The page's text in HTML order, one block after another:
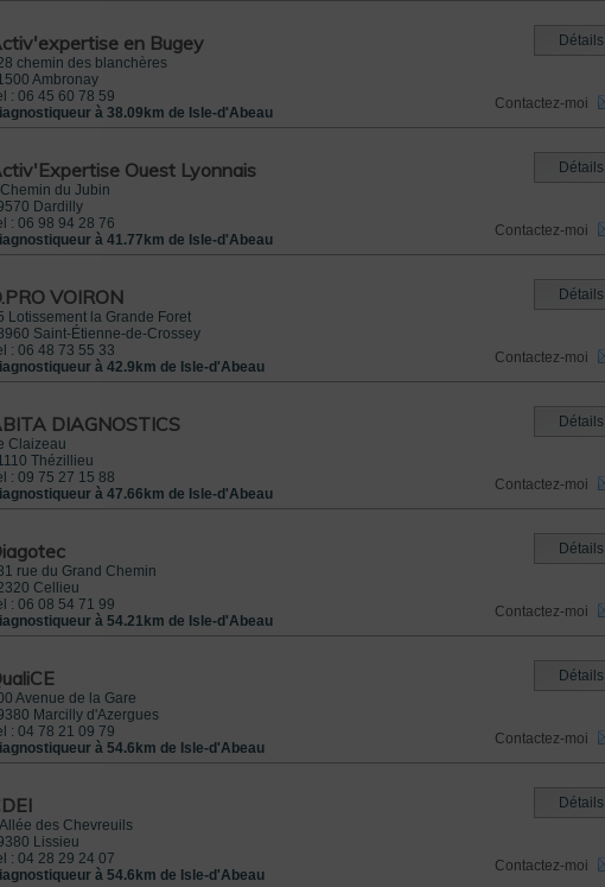
en Bugey
chemin des blanchères
Ambronay
: 06 45 60 78 59
à 38.09km de Isle-d'Abeau
Détails
Contactez-moi
Ouest Lyonnais
du Jubin
Dardilly
: 06 98 94 28 76
à 41.77km de Isle-d'Abeau
Détails
Contactez-moi
VOIRON
Lotissement la Grande Foret
Saint-Étienne-de-Crossey
: 06 48 73 55 33
à 42.9km de Isle-d'Abeau
Détails
Contactez-moi
DIAGNOSTICS
Claizeau
Thézillieu
: 09 75 27 15 88
à 47.66km de Isle-d'Abeau
Détails
Contactez-moi
rue du Grand Chemin
Cellieu
: 06 08 54 71 99
à 54.21km de Isle-d'Abeau
Détails
Contactez-moi
Avenue de la Gare
Marcilly d'Azergues
: 04 78 21 09 79
à 54.6km de Isle-d'Abeau
Détails
Contactez-moi
des Chevreuils
Lissieu
: 04 28 29 24 07
à 54.6km de Isle-d'Abeau
Détails
Contactez-moi